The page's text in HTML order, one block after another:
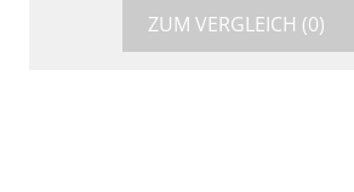
ZUM VERGLEICH (0)